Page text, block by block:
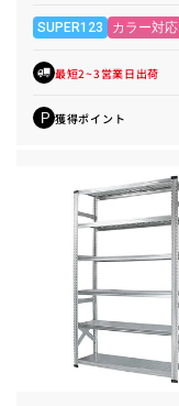
価
格
SUPER123 カラー対応
最短2~3営業日出荷
P 獲得ポイント